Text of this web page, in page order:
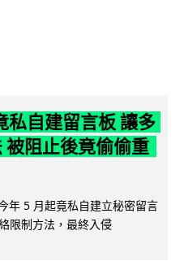
私自建留言板 讓多
被阻止後竟偷偷重
年 5 月起竟私自建立秘密留言
限制方法，最終入侵